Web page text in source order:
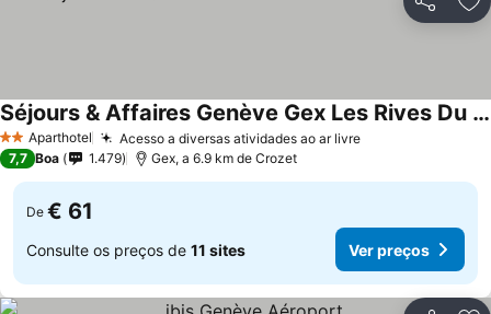
Partilhar
2 EstrelasAparthotel Acesso a diversas atividades ao ar livre
Séjours & Affaires Genève Gex Les Rives Du Léman
7,7 Boa 1.479 Gex, a 6.9 km de Crozet
De € 61
Consulte os preços de 11 sites Ver preços